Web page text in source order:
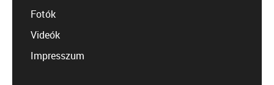
Fotók
Videók
Impresszum